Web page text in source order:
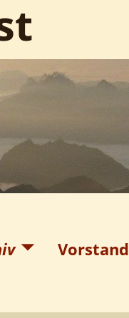
Vorstand